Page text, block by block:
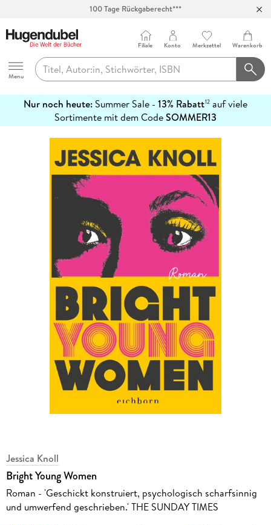
Hugendubel
Menu
Filiale Konto Merkzettel Warenkorb
Nur noch heute: Summer Sale - 13% Rabatt12 auf viele
Sortimente mit dem CodeSOMMER13
erfahren
Jessica Knoll
Bright Young Women
Roman - 'Geschickt konstruiert, psychologisch scharfsinnig
und umwerfend geschrieben.' THE SUNDAY TIMES